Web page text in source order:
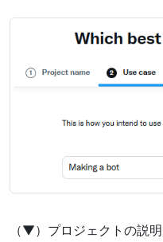
（▼）プロジェクトの説